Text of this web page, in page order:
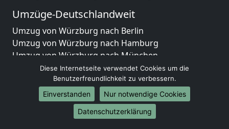
Umzüge-Deutschlandweit
Umzug von Würzburg nach Berlin
Umzug von Würzburg nach Hamburg
Umzug von Würzburg nach München
Umzug von Würzburg nach Köln
Umzug von Würzburg nach Frankfurt am Main
Umzug von Würzburg nach Stuttgart
Umzug von Würzburg nach Düsseldorf
Umzug von Würzburg nach Leipzig
Diese Internetseite verwendet Cookies um die
Benutzerfreundlichkeit zu verbessern.
Einverstanden
Nur notwendige Cookies
Datenschutzerklärung